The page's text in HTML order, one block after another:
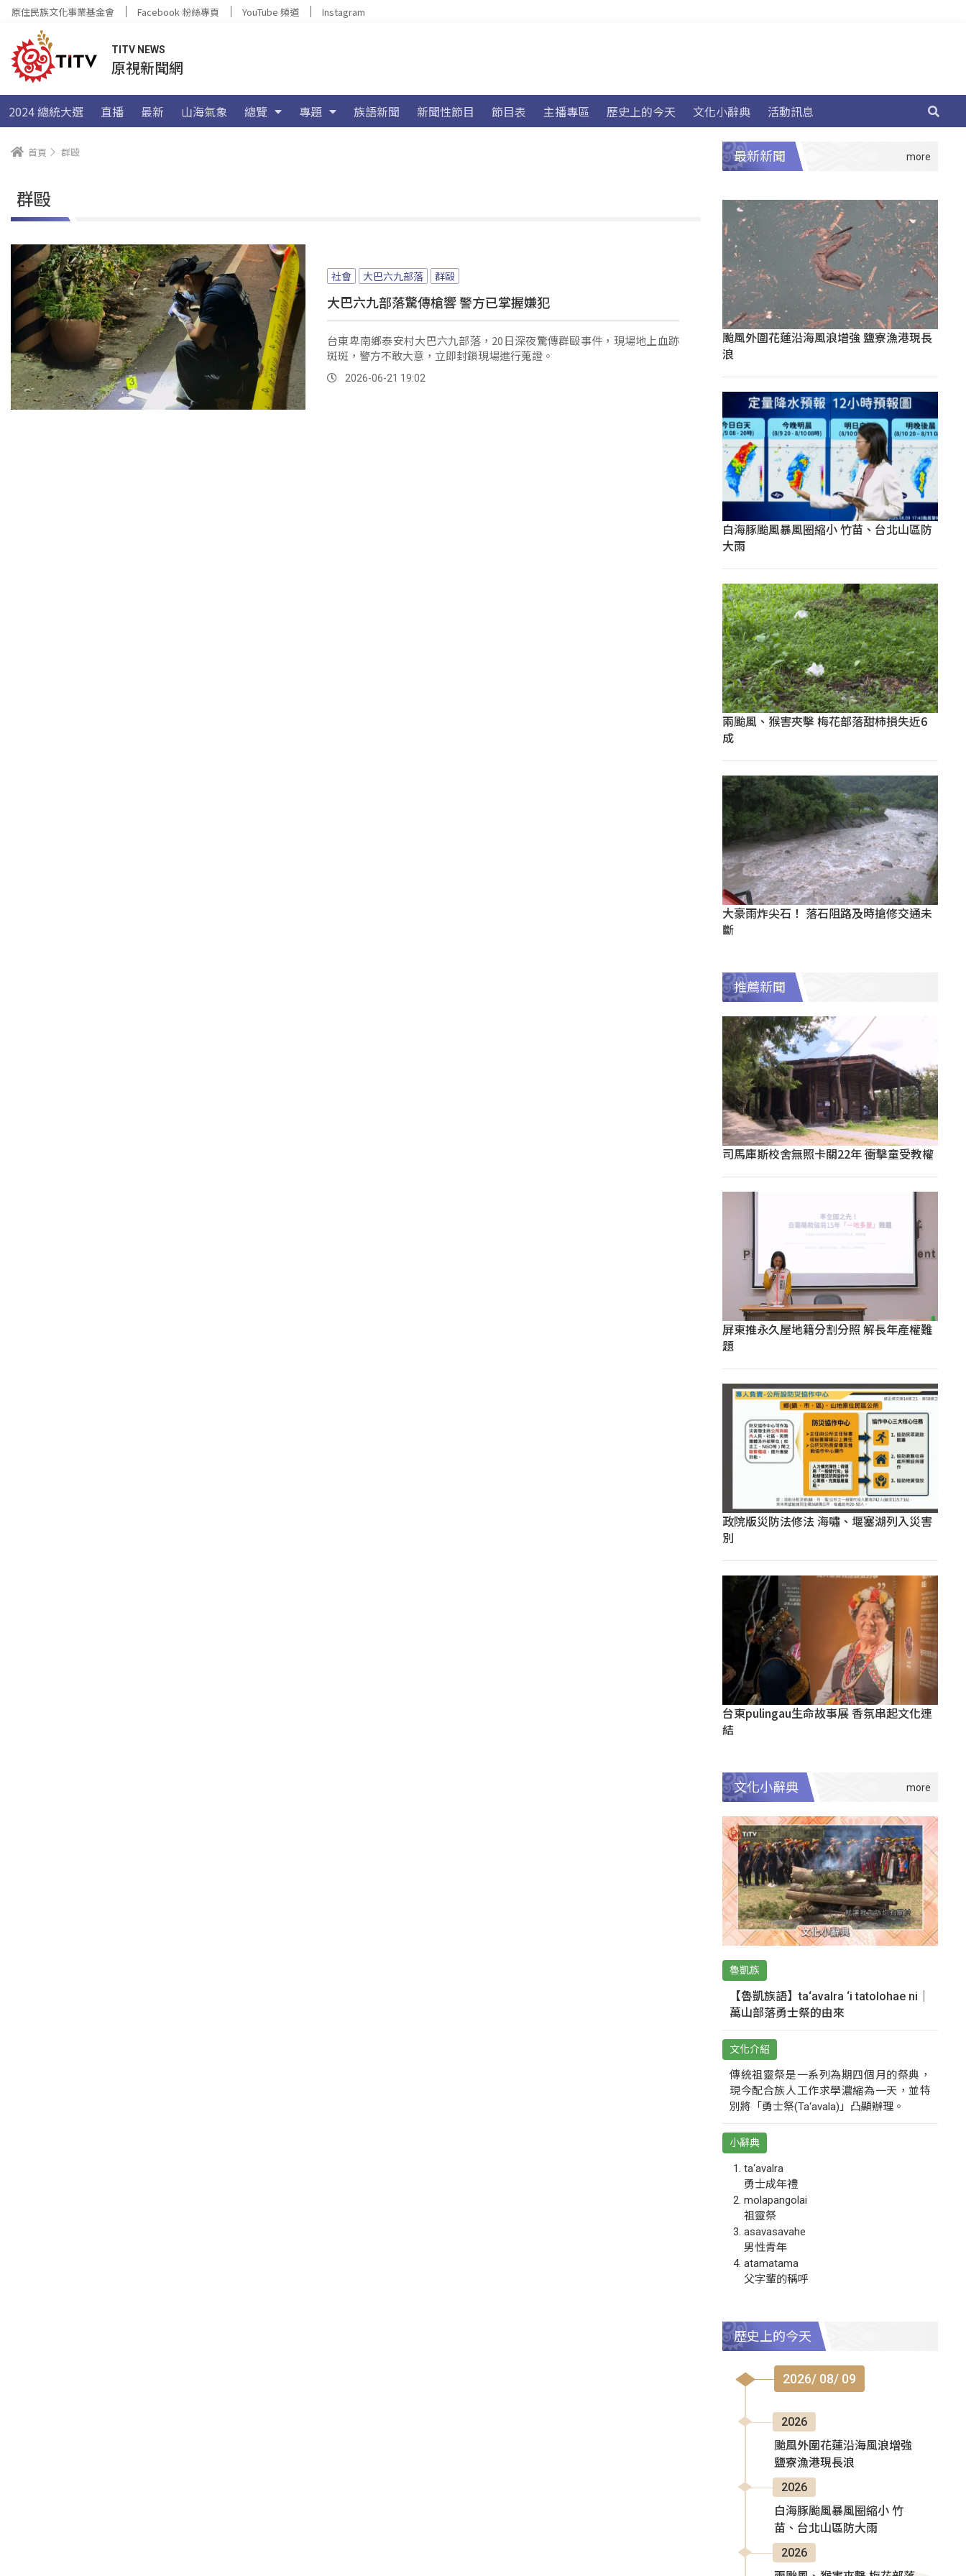
原住民族文化事業基金會 Facebook 粉絲專頁 YouTube 頻道 Instagram
TITV NEWS
原視新聞網
2024 總統大選 直播 最新 山海氣象 總覽 專題 族語新聞 新聞性節目 節目表 主播專區 歷史上的今天 文化小辭典 活動訊息
首頁 群毆
群毆
社會 大巴六九部落 群毆
大巴六九部落驚傳槍響 警方已掌握嫌犯
台東卑南鄉泰安村大巴六九部落，20日深夜驚傳群毆事件，現場地上血跡
斑斑，警方不敢大意，立即封鎖現場進行蒐證。
2026-06-21 19:02
最新新聞
颱風外圍花蓮沿海風浪增強 鹽寮漁港現長
浪
白海豚颱風暴風圈縮小 竹苗、台北山區防
大雨
兩颱風、猴害夾擊 梅花部落甜柿損失近6
成
大豪雨炸尖石！ 落石阻路及時搶修交通未
斷
推薦新聞
司馬庫斯校舍無照卡關22年 衝擊童受教權
屏東推永久屋地籍分割分照 解長年產權難
題
政院版災防法修法 海嘯、堰塞湖列入災害
別
台東pulingau生命故事展 香氛串起文化連
結
文化小辭典
魯凱族
【魯凱族語】ta‘avalra ‘i tatolohae ni｜
萬山部落勇士祭的由來
文化介紹
傳統祖靈祭是一系列為期四個月的祭典，
現今配合族人工作求學濃縮為一天，並特
別將「勇士祭(Ta‘avala)」凸顯辦理。
小辭典
ta‘avalra
勇士成年禮
molapangolai
祖靈祭
asavasavahe
男性青年
atamatama
父字輩的稱呼
歷史上的今天
2026/ 08/ 09
2026
颱風外圍花蓮沿海風浪增強
鹽寮漁港現長浪
2026
白海豚颱風暴風圈縮小 竹
苗、台北山區防大雨
2026